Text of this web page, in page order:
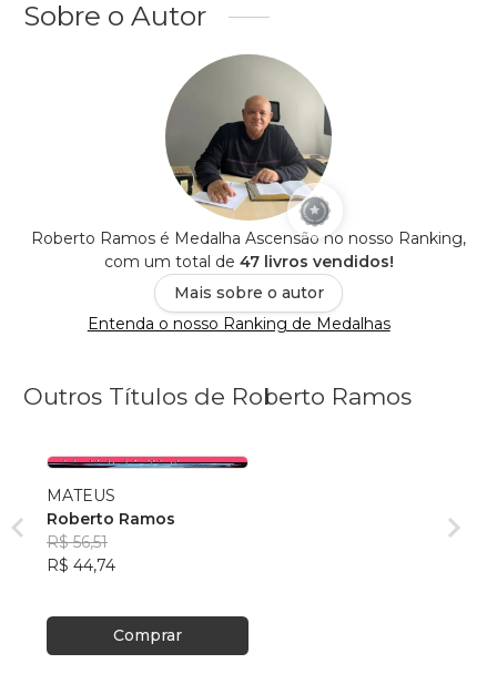
Sobre o Autor
Roberto Ramos é Medalha Ascensão no nosso Ranking,
com um total de 47 livros vendidos!
Mais sobre o autor
Entenda o nosso Ranking de Medalhas
Outros Títulos de Roberto Ramos
MATEUS
Roberto Ramos
R$ 56,51
R$ 44,74
Comprar